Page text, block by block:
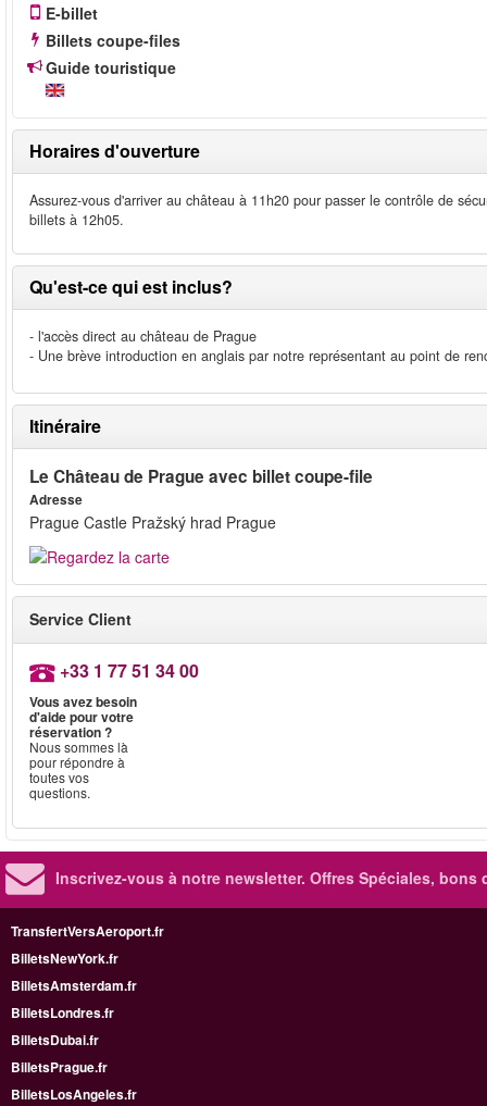
E-billet
Billets coupe-files
Guide touristique
Horaires d'ouverture
Assurez-vous d'arriver au château à 11h20 pour passer le contrôle de
billets à 12h05.
Qu'est-ce qui est inclus?
- l'accès direct au château de Prague
- Une brève introduction en anglais par notre représentant au point de
Itinéraire
Le Château de Prague avec billet coupe-file
Adresse
Prague Castle Pražský hrad Prague
Service Client
+33 1 77 51 34 00
Vous avez besoin
d'aide pour votre
réservation ?
Nous sommes là
pour répondre à
toutes vos
questions.
Inscrivez-vous à notre newsletter. Offres Spéciales, bons
TransfertVersAeroport.fr
BilletsNewYork.fr
BilletsAmsterdam.fr
BilletsLondres.fr
BilletsDubai.fr
BilletsPrague.fr
BilletsLosAngeles.fr